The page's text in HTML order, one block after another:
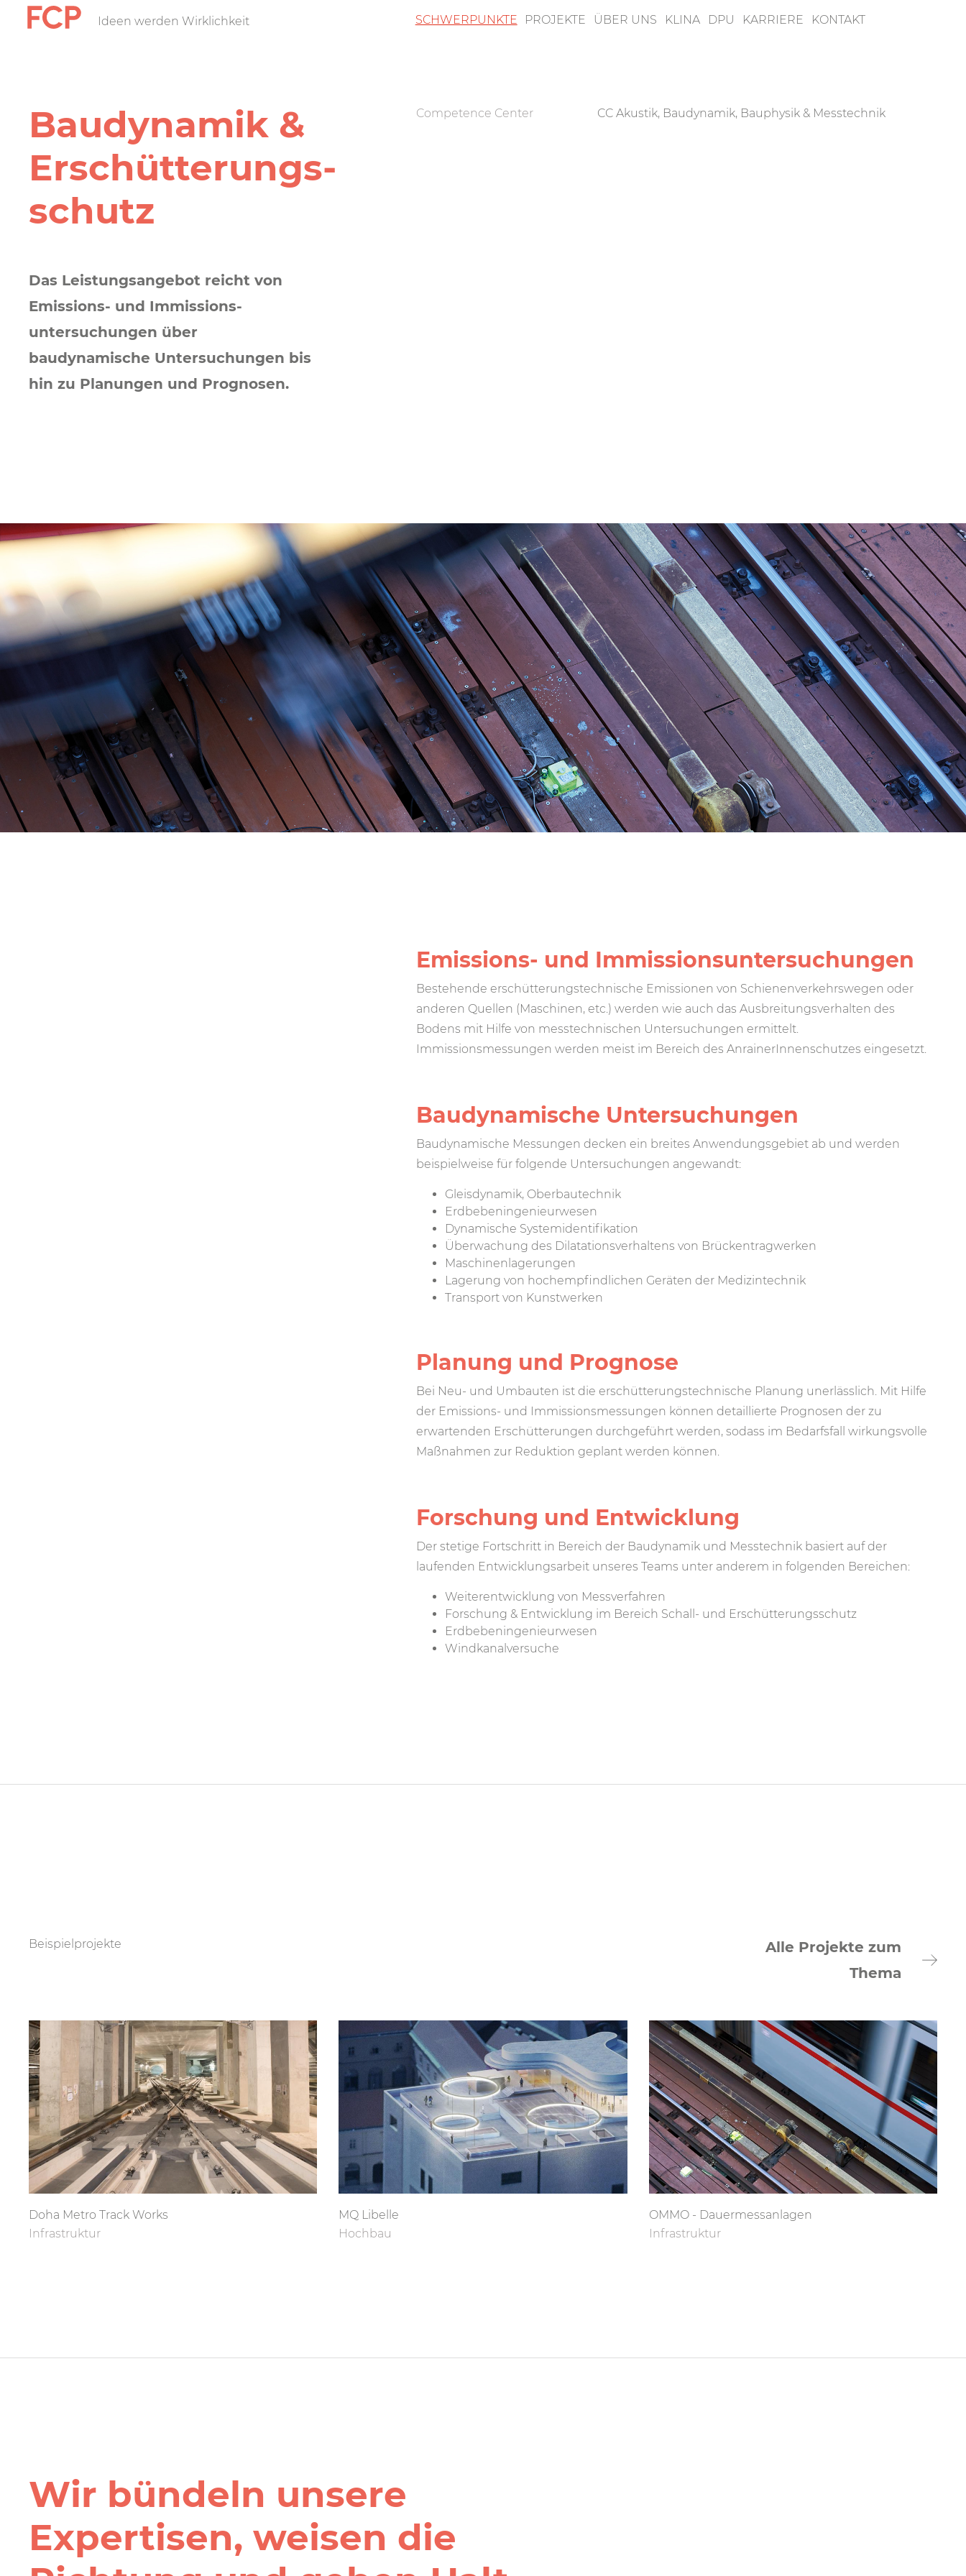
Direkt
FCP
rotes
Logo
Ideen werden Wirklichkeit SCHWERPUNKTE PROJEKTE ÜBER UNS KLINA DPU KARRIERE KONTAKT
Bau­dynamik &
Erschütterungs­
schutz
Das Leistungsangebot reicht von
Emissions- und Immissions­
untersuchungen über
baudynamische Untersuchungen bis
hin zu Planungen und Prognosen.
Competence Center CC Akustik, Baudynamik, Bauphysik & Messtechnik
Emissions- und Immissionsuntersuchungen
Bestehende erschütterungstechnische Emissionen von Schienenverkehrswegen oder
anderen Quellen (Maschinen, etc.) werden wie auch das Ausbreitungsverhalten des
Bodens mit Hilfe von messtechnischen Untersuchungen ermittelt.
Immissionsmessungen werden meist im Bereich des AnrainerInnenschutzes eingesetzt.
Baudynamische Untersuchungen
Baudynamische Messungen decken ein breites Anwendungsgebiet ab und werden
beispielweise für folgende Untersuchungen angewandt:
Gleisdynamik, Oberbautechnik
Erdbebeningenieurwesen
Dynamische Systemidentifikation
Überwachung des Dilatationsverhaltens von Brückentragwerken
Maschinenlagerungen
Lagerung von hochempfindlichen Geräten der Medizintechnik
Transport von Kunstwerken
Planung und Prognose
Bei Neu- und Umbauten ist die erschütterungs­technische Planung unerlässlich. Mit Hilfe
der Emissions- und Immissionsmessungen können detaillierte Prognosen der zu
erwartenden Erschütterungen durchgeführt werden, sodass im Bedarfsfall wirkungsvolle
Maßnahmen zur Reduktion geplant werden können.
Forschung und Entwicklung
Der stetige Fortschritt in Bereich der Baudynamik und Messtechnik basiert auf der
laufenden Entwicklungsarbeit unseres Teams unter anderem in folgenden Bereichen:
Weiterentwicklung von Messverfahren
Forschung & Entwicklung im Bereich Schall- und Erschütterungsschutz
Erdbebeningenieurwesen
Windkanalversuche
Beispielprojekte
Alle Projekte zum
Thema
Doha Metro Track Works
Infrastruktur
MQ Libelle
Hochbau
OMMO - Dauermessanlagen
Infrastruktur
Wir bündeln unsere
Expertisen, weisen die